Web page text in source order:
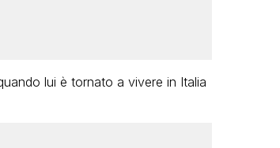
lui è tornato a vivere in Italia